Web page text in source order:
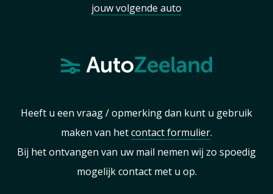
jouw volgende auto
Heeft u een vraag / opmerking dan kunt u gebruik
maken van hetcontact formulier.
Bij het ontvangen van uw mail nemen wij zo spoedig
mogelijk contact met u op.